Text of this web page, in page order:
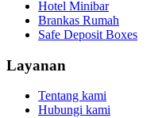
Hotel Minibar
Brankas Rumah
Safe Deposit Boxes
Layanan
Tentang kami
Hubungi kami